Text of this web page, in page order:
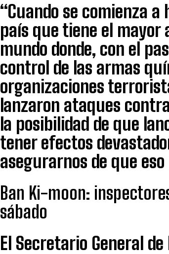
“Cuando se comienza
país que tiene el mayor
mundo donde, con el
control de las armas
organizaciones
lanzaron ataques
la posibilidad de que
tener efectos
asegurarnos de que eso
Ban Ki-moon:
sábado
El Secretario General